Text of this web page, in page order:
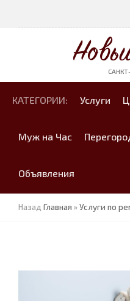
КАТЕГОРИИ: Услуги
Муж на Час
Объявления
Назад Главная »Услуги по